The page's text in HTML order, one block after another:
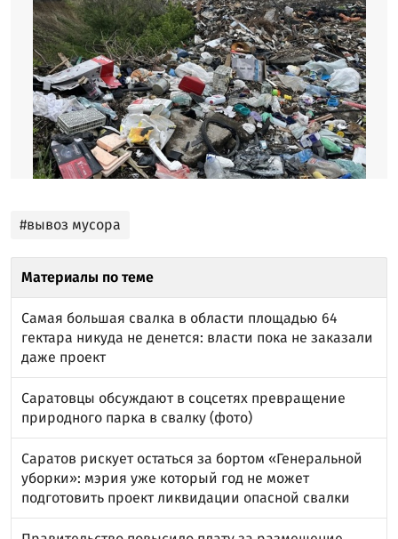
#вывоз мусора
Материалы по теме
Самая большая свалка в области площадью 64
гектара никуда не денется: власти пока не заказали
даже проект
Саратовцы обсуждают в соцсетях превращение
природного парка в свалку (фото)
Саратов рискует остаться за бортом «Генеральной
уборки»: мэрия уже который год не может
подготовить проект ликвидации опасной свалки